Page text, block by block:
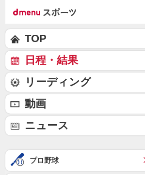
TOP
日程・結果
リーディング
動画
ニュース
プロ野球